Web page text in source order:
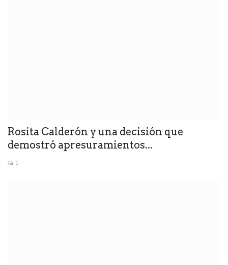
Rosita Calderón y una decisión que
demostró apresuramientos...
0